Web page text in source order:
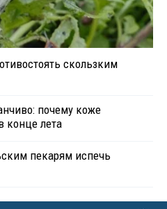
скользким
почему коже
конце лета
пекарям испечь